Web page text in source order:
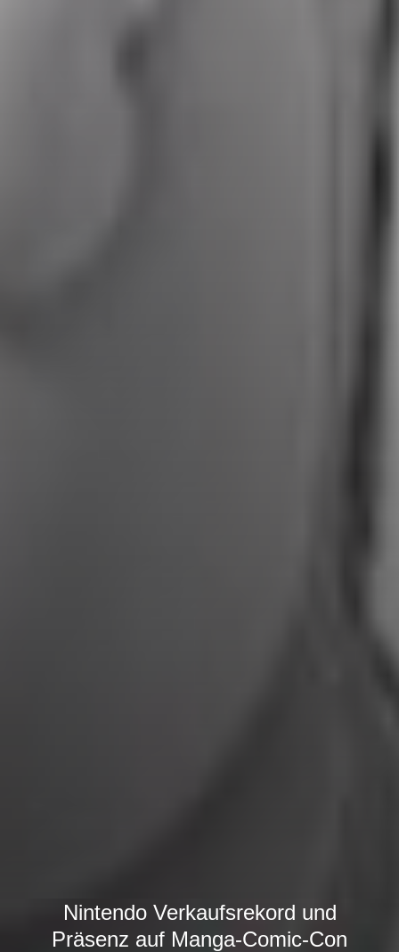
Nintendo Verkaufsrekord und
Präsenz auf Manga-Comic-Con